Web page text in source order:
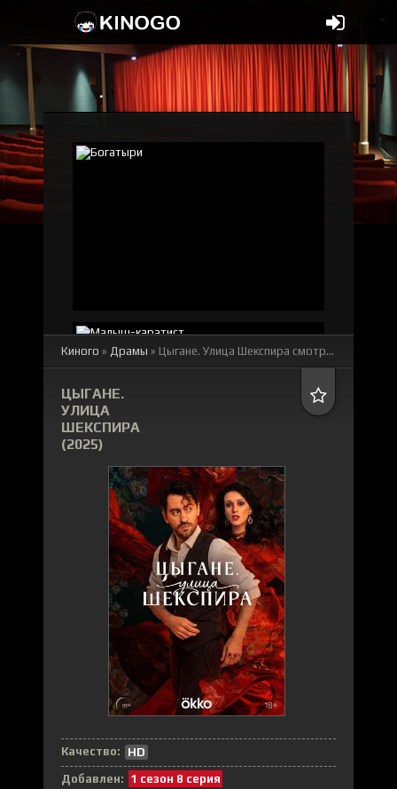
Киного » Драмы » Цыгане. Улица Шекспира смотреть онлайн бесплатно
ЦЫГАНЕ.
УЛИЦА
ШЕКСПИРА
(2025)
Качество:
HD
Добавлен: 1 сезон 8 серия